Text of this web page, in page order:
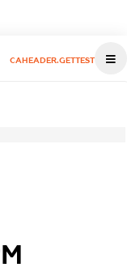
CAHEADER.GETTEST